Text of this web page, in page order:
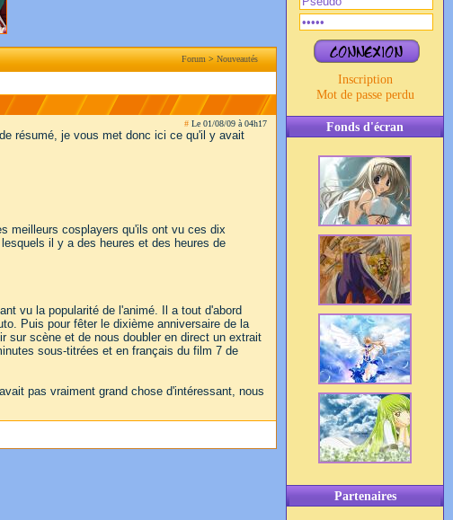
Inscription
Mot de passe perdu
Fonds d'écran
Partenaires
Forum>Nouveautés
# Le 01/08/09 à 04h17
résumé, je vous met donc ici ce qu'il y avait
meilleurs cosplayers qu'ils ont vu ces dix
il y a des heures et des heures de
vu la popularité de l'animé. Il a tout d'abord
Puis pour fêter le dixième anniversaire de la
sur scène et de nous doubler en direct un extrait
sous-titrées et en français du film 7 de
pas vraiment grand chose d'intéressant, nous